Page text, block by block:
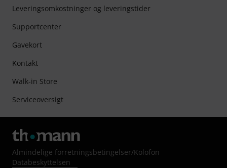
Leveringsomkostninger og leveringstider
Supportcenter
Gavekort
Kontakt
Walk-in Store
Serviceoversigt
Almindelige forretningsbetingelser/Kolofon
Databeskyttelsen